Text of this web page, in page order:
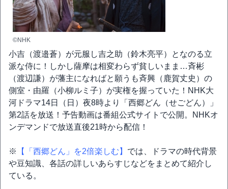
©NHK
小吉（渡邉蒼）が元服し吉之助（鈴木亮平）となのる立
派な侍に！しかし薩摩は相変わらず貧しいまま…斉彬
（渡辺謙）が藩主になればと願うも斉興（鹿賀丈史）の
側室・由羅（小柳ルミ子）が実権を握っていた！NHK大
河ドラマ14日（日）夜8時より「西郷どん（せごどん）」
第2話を放送！予告動画は番組公式サイトで公開。NHKオ
ンデマンドで放送直後21時から配信！
※ 【「西郷どん」を2倍楽しむ】 では、ドラマの時代背景
や豆知識、各話の詳しいあらすじなどをまとめて紹介し
ている。